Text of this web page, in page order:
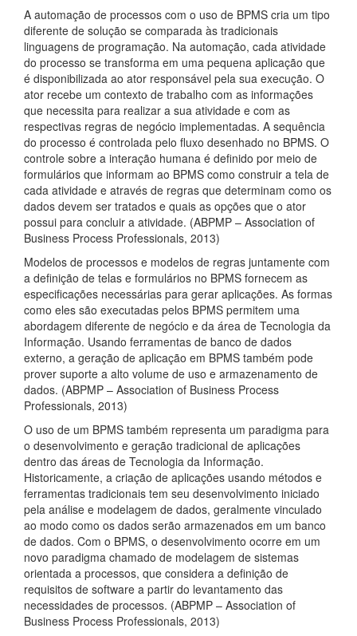
A automação de processos com o uso de BPMS cria um tipo
diferente de solução se comparada às tradicionais
linguagens de programação. Na automação, cada atividade
do processo se transforma em uma pequena aplicação que
é disponibilizada ao ator responsável pela sua execução. O
ator recebe um contexto de trabalho com as informações
que necessita para realizar a sua atividade e com as
respectivas regras de negócio implementadas. A sequência
do processo é controlada pelo fluxo desenhado no BPMS. O
controle sobre a interação humana é definido por meio de
formulários que informam ao BPMS como construir a tela de
cada atividade e através de regras que determinam como os
dados devem ser tratados e quais as opções que o ator
possui para concluir a atividade. (ABPMP – Association of
Business Process Professionals, 2013)
Modelos de processos e modelos de regras juntamente com
a definição de telas e formulários no BPMS fornecem as
especificações necessárias para gerar aplicações. As formas
como eles são executadas pelos BPMS permitem uma
abordagem diferente de negócio e da área de Tecnologia da
Informação. Usando ferramentas de banco de dados
externo, a geração de aplicação em BPMS também pode
prover suporte a alto volume de uso e armazenamento de
dados. (ABPMP – Association of Business Process
Professionals, 2013)
O uso de um BPMS também representa um paradigma para
o desenvolvimento e geração tradicional de aplicações
dentro das áreas de Tecnologia da Informação.
Historicamente, a criação de aplicações usando métodos e
ferramentas tradicionais tem seu desenvolvimento iniciado
pela análise e modelagem de dados, geralmente vinculado
ao modo como os dados serão armazenados em um banco
de dados. Com o BPMS, o desenvolvimento ocorre em um
novo paradigma chamado de modelagem de sistemas
orientada a processos, que considera a definição de
requisitos de software a partir do levantamento das
necessidades de processos. (ABPMP – Association of
Business Process Professionals, 2013)